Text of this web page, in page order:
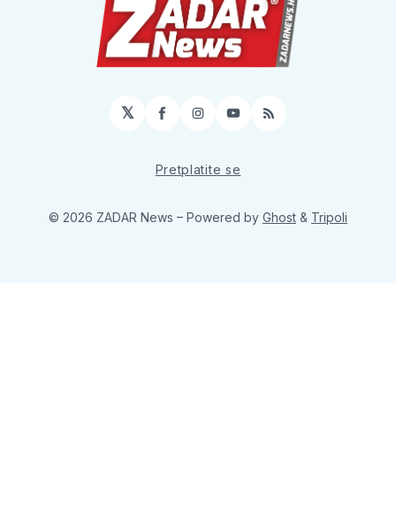
𝕏 Facebook
Instagram
YouTube
RSS
Pretplatite se
© 2026 ZADAR News – Powered by Ghost & Tripoli